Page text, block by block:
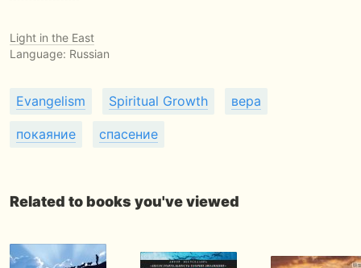
Light in the East
Language: Russian
Evangelism Spiritual Growth вера
покаяние спасение
Related to books you've viewed